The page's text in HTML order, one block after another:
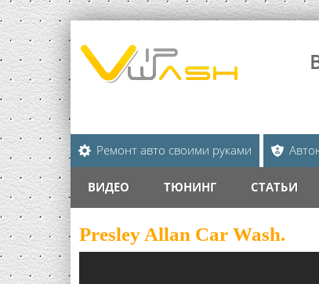
Ремонт авто своими руками
ВИДЕО ТЮНИНГ СТАТЬИ
Presley Allan Car Wash.